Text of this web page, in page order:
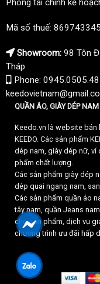
Phòng tài chính kế
Mã số thuế:
Showroom: 98 Tôn
Tháp
Phone:
QUẦN ÁO, GIÀY DÉP
Keedo.vn là website bán
KEEDO. Các sản phẩm
dép nam, giày dép nữ, ví
phẩm chất lượng.
Các sản phẩm giày dép
dép quai ngang nam,
Các sản phẩm quần áo
tây nam, quần Jeans
cho sản phẩm, dịch vụ
chương trình ưu đãi hấp